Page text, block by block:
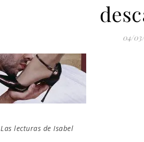
04/
Las lecturas de Isabel